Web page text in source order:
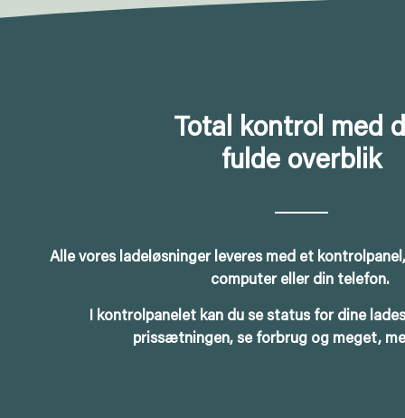
Total kontrol med
fulde overblik
Alle vores ladeløsninger leveres med et
computer eller din telefon.
I kontrolpanelet kan du se status for dine
prissætningen, se forbrug og meget,